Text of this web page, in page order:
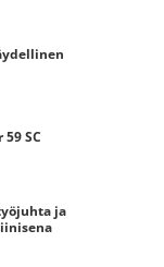
SC
ja